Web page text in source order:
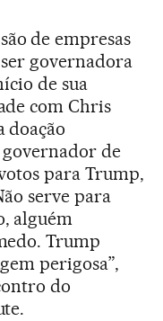
de empresas
governadora
de sua
com Chris
doação
de
para Trump,
serve para
alguém
Trump
perigosa”,
do